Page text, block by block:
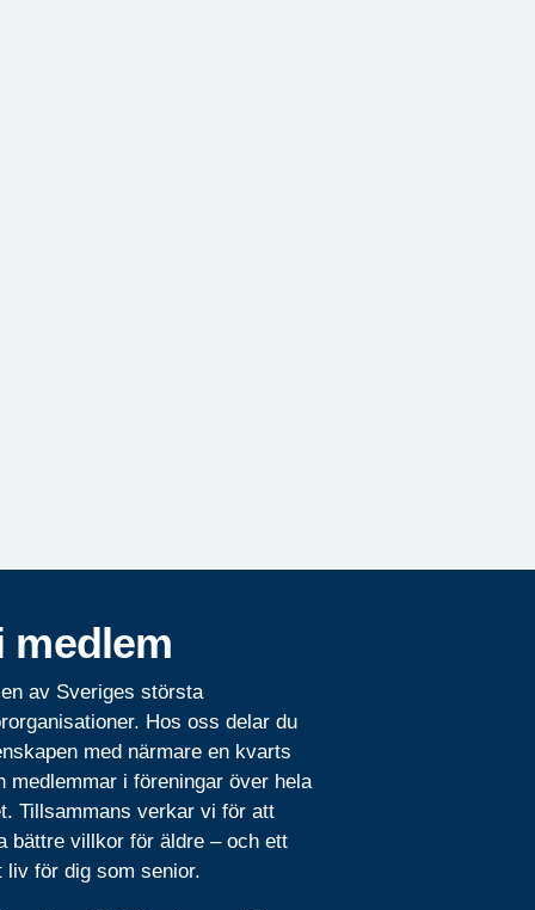
medlem
av Sveriges största
Hos oss delar du
med närmare en kvarts
medlemmar i föreningar över hela
Tillsammans verkar vi för att
bättre villkor för äldre – och ett
liv för dig som senior.